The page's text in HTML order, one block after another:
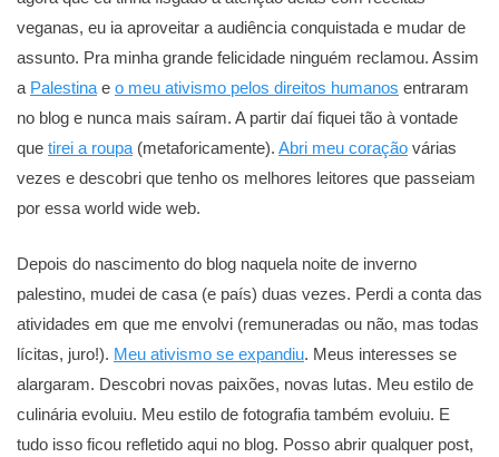
veganas, eu ia aproveitar a audiência conquistada e mudar de
assunto. Pra minha grande felicidade ninguém reclamou. Assim
a Palestinae o meu ativismo pelos direitos humanos entraram
no blog e nunca mais saíram. A partir daí fiquei tão à vontade
que tirei a roupa(metaforicamente). Abri meu coração várias
vezes e descobri que tenho os melhores leitores que passeiam
por essa world wide web.
Depois do nascimento do blog naquela noite de inverno
palestino, mudei de casa (e país) duas vezes. Perdi a conta das
atividades em que me envolvi (remuneradas ou não, mas todas
lícitas, juro!). Meu ativismo se expandiu. Meus interesses se
alargaram. Descobri novas paixões, novas lutas. Meu estilo de
culinária evoluiu. Meu estilo de fotografia também evoluiu. E
tudo isso ficou refletido aqui no blog. Posso abrir qualquer post,